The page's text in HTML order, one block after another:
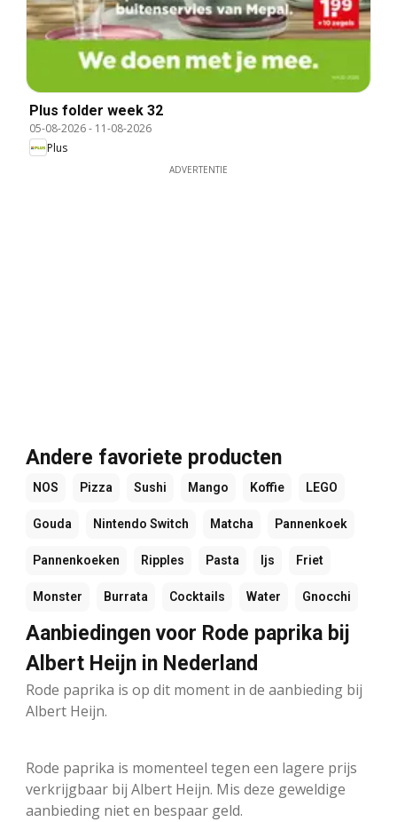
Plus folder week 32
05-08-2026- 11-08-2026
Plus
ADVERTENTIE
Andere favoriete producten
NOS Pizza Sushi Mango Koffie LEGO
Gouda Nintendo Switch Matcha Pannenkoek
Pannenkoeken Ripples Pasta Ijs Friet
Monster Burrata Cocktails Water Gnocchi
Aanbiedingen voor Rode paprika bij
Albert Heijn in Nederland
Rode paprika is op dit moment in de aanbieding bij
Albert Heijn.
Rode paprika is momenteel tegen een lagere prijs
verkrijgbaar bij Albert Heijn. Mis deze geweldige
aanbieding niet en bespaar geld.